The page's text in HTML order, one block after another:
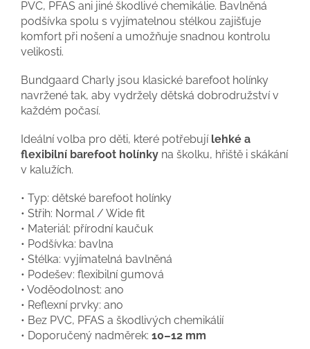
PVC, PFAS ani jiné škodlivé chemikálie. Bavlněná
podšívka spolu s vyjímatelnou stélkou zajišťuje
komfort při nošení a umožňuje snadnou kontrolu
velikosti.
Bundgaard Charly jsou klasické barefoot holínky
navržené tak, aby vydržely dětská dobrodružství v
každém počasí.
Ideální volba pro děti, které potřebují lehké a
flexibilní barefoot holínky na školku, hřiště i skákání
v kalužích.
• Typ: dětské barefoot holínky
• Střih: Normal / Wide fit
• Materiál: přírodní kaučuk
• Podšívka: bavlna
• Stélka: vyjímatelná bavlněná
• Podešev: flexibilní gumová
• Voděodolnost: ano
• Reflexní prvky: ano
• Bez PVC, PFAS a škodlivých chemikálií
• Doporučený nadměrek: 10–12 mm